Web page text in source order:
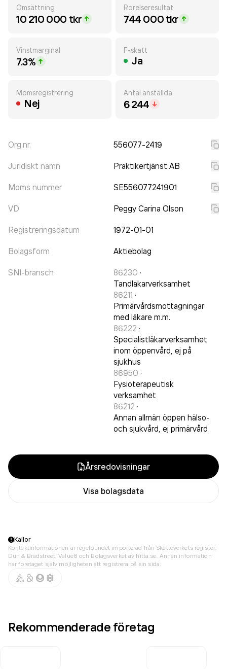
Omsättning
10 210 000 tkr
Rörelseresultat
744 000 tkr
Vinstmarginal
7.3%
F-skatt
Ja
Momsregistrering
Nej
Antal anställda
6 244
Org.nr. 556077-2419
Juridiskt namn Praktikertjänst AB
Moms nummer SE556077241901
VD Peggy Carina Olson
Registreringsdatum 1972-01-01
Bolagsform Aktiebolag
SNI-bransch 86230 ·
Tandläkarverksamhet
86211 ·
Primärvårdsmottagningar
med läkare m.m.
86222 ·
Specialistläkarverksamhet
inom öppenvård, ej på
sjukhus
86950 ·
Fysioterapeutisk
verksamhet
86212 ·
Annan allmän öppen hälso-
och sjukvård, ej primärvård
Årsredovisningar
Visa bolagsdata
Källor
Kontaktinformationen är regelbundet importerad från Skatteverkets register,
Dun & Bradstreet, Value8 och Bolagsverket av hitta.se. Annan information
har företaget själv möjligheten att registrera på sin sida.
Rekommenderade företag